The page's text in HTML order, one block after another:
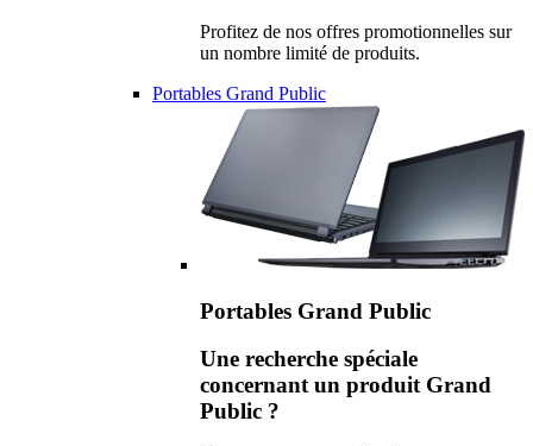
Profitez de nos offres promotionnelles sur
un nombre limité de produits.
Portables Grand Public
Portables Grand Public
Une recherche spéciale
concernant un produit Grand
Public ?